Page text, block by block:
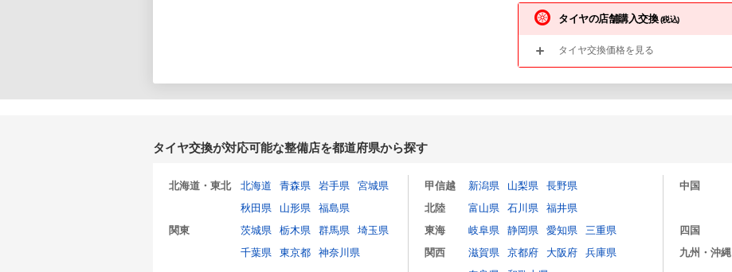
タイヤの店舗購入交換(税込)
タイヤ交換価格を見る
タイヤ交換が対応可能な整備店を都道府県から探す
北海道・東北 北海道 青森県 岩手県
宮城県
秋田県
山形県
福島県
関東
茨城県 栃木県 群馬県
埼玉県
千葉県
東京都 神奈川県
甲信越 新潟県 山梨県
長野県
北陸
富山県 石川県
福井県
東海
岐阜県 静岡県 愛知県
三重県
関西
滋賀県 京都府 大阪府
兵庫県
中国
四国
九州・沖縄